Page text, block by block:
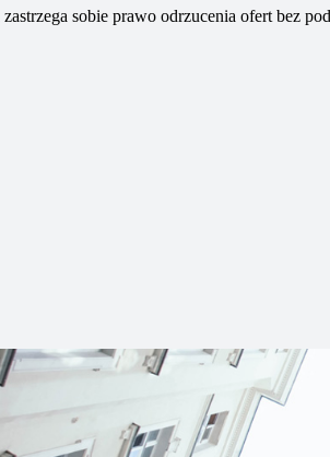
zastrzega sobie prawo odrzucenia ofert bez